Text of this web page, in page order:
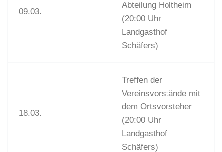
09.03.
Abteilung Holtheim
(20:00 Uhr
Landgasthof
Schäfers)
18.03.
Treffen der
Vereinsvorstände mit
dem Ortsvorsteher
(20:00 Uhr
Landgasthof
Schäfers)